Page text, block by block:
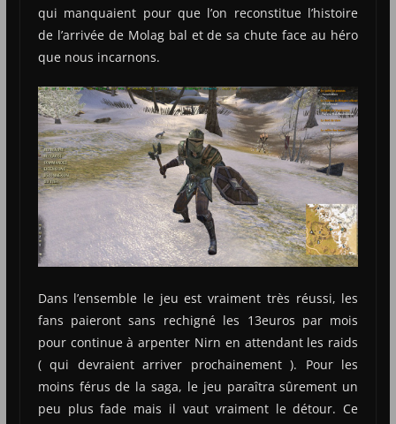
qui manquaient pour que l’on reconstitue l’histoire
de l’arrivée de Molag bal et de sa chute face au héro
que nous incarnons.
Dans l’ensemble le jeu est vraiment très réussi, les
fans paieront sans rechigné les 13euros par mois
pour continue à arpenter Nirn en attendant les raids
( qui devraient arriver prochainement ). Pour les
moins férus de la saga, le jeu paraîtra sûrement un
peu plus fade mais il vaut vraiment le détour. Ce